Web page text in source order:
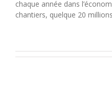
chaque année dans
chantiers, quelque 20